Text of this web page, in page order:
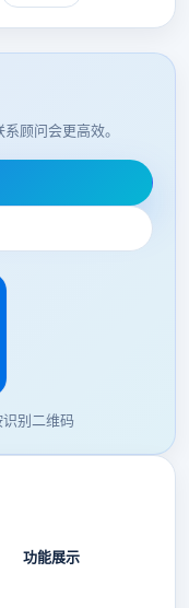
顾问会更高效。
别二维码
功能展示